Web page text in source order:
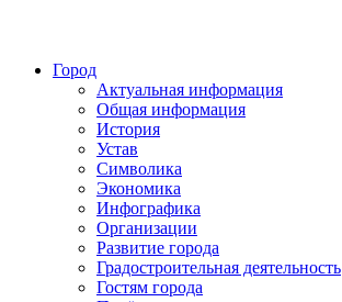
Город
Актуальная информация
Общая информация
История
Устав
Символика
Экономика
Инфографика
Организации
Развитие города
Градостроительная деятельность
Гостям города